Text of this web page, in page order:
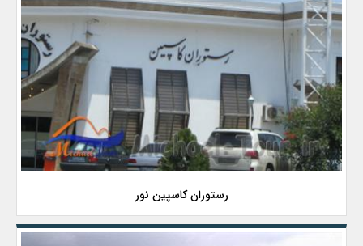
رستوران کاسپین نور